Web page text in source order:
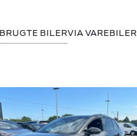
BRUGTE BILERVIA VAREBILER